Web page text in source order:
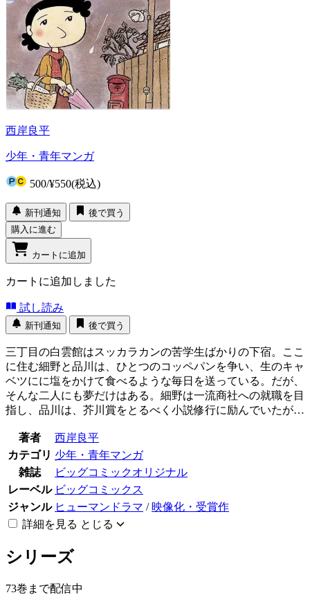
西岸良平
少年・青年マンガ
500/¥550(税込)
新刊通知
後で買う
購入に進む
カートに追加
カートに追加しました
試し読み
新刊通知 後で買う
三丁目の白雲館はスッカラカンの苦学生ばかりの下宿。ここ
に住む細野と品川は、ひとつのコッペパンを争い、生のキャ
ベツにに塩をかけて食べるような毎日を送っている。だが、
そんな二人にも夢だけはある。細野は一流商社への就職を目
指し、品川は、芥川賞をとるべく小説修行に励んでいたが…
著者
西岸良平
カテゴリ 少年・青年マンガ
雑誌
ビッグコミックオリジナル
レーベル ビッグコミックス
ジャンル ヒューマンドラマ / 映像化・受賞作
詳細を見る とじる
シリーズ
73巻まで配信中